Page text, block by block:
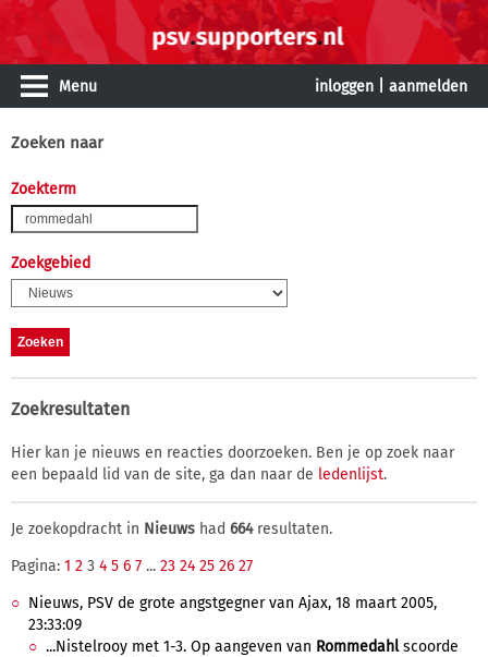
Menu inloggen aanmelden
Zoeken naar
Zoekterm
Zoekgebied
Zoekresultaten
Hier kan je nieuws en reacties doorzoeken. Ben je op zoek naar
een bepaald lid van de site, ga dan naar de ledenlijst.
Je zoekopdracht in Nieuws had 664resultaten.
Pagina: 1 2 3 4 5 6 7 ... 23 24 25 26 27
Nieuws, PSV de grote angstgegner van Ajax, 18 maart 2005,
23:33:09
...Nistelrooy met 1-3. Op aangeven van Rommedahlscoorde